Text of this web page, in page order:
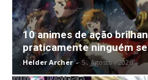
10 animes de ação
praticamente ninguém
Helder Archer - 5 , Agosto , 2026